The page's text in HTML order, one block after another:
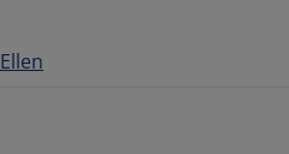
Ellen